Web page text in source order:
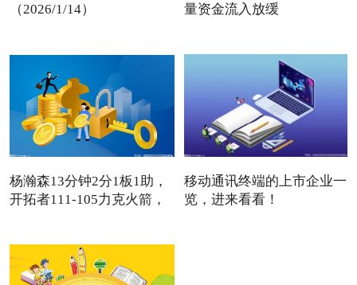
（2026/1/14）
量资金流入放缓
杨瀚森13分钟2分1板1助，
开拓者111-105力克火箭，
移动通讯终端的上市企业一
览，进来看看！